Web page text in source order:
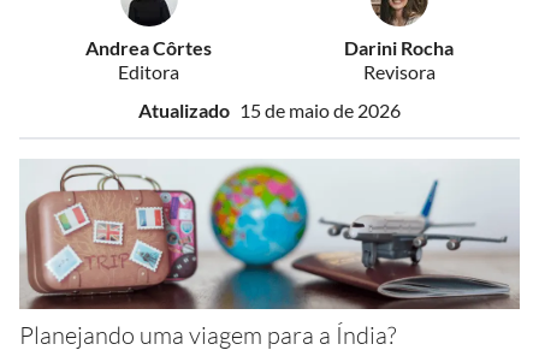
Andrea Côrtes
Editora
Darini Rocha
Revisora
Atualizado 15 de maio de 2026
Planejando uma viagem para a Índia?